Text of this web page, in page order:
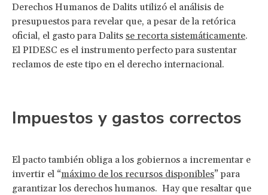
Derechos Humanos de Dalits utilizó el análisis de
presupuestos para revelar que, a pesar de la retórica
oficial, el gasto para Dalits se recorta sistemáticamente.
El PIDESC es el instrumento perfecto para sustentar
reclamos de este tipo en el derecho internacional.
Impuestos y gastos correctos
El pacto también obliga a los gobiernos a incrementar e
invertir el “máximo de los recursos disponibles” para
garantizar los derechos humanos. Hay que resaltar que